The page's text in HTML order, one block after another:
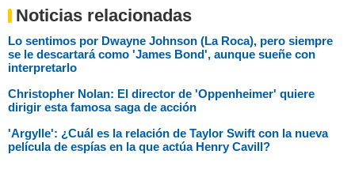
Noticias relacionadas
Lo sentimos por Dwayne Johnson (La Roca), pero siempre
se le descartará como 'James Bond', aunque sueñe con
interpretarlo
Christopher Nolan: El director de 'Oppenheimer' quiere
dirigir esta famosa saga de acción
'Argylle': ¿Cuál es la relación de Taylor Swift con la nueva
película de espías en la que actúa Henry Cavill?